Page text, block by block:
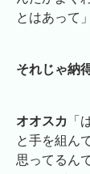
とはあって」
それじゃ納
オオスカ
「
と手を組ん
思ってるん